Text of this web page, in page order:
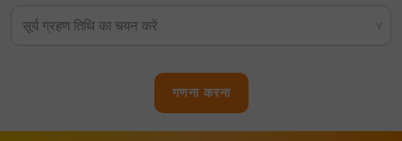
सूर्य ग्रहण तिथि का चयन करें
गणना करना